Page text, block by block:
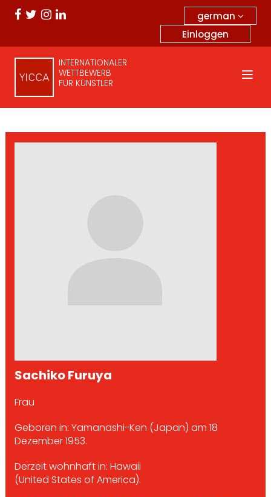
german
Einloggen
INTERNATIONALER
WETTBEWERB
FÜR KÜNSTLER
Sachiko Furuya
Frau
Geboren in: Yamanashi-Ken (Japan) am 18
Dezember 1953.
Derzeit wohnhaft in: Hawaii
(United States of America).